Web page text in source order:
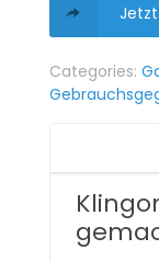
Categories: